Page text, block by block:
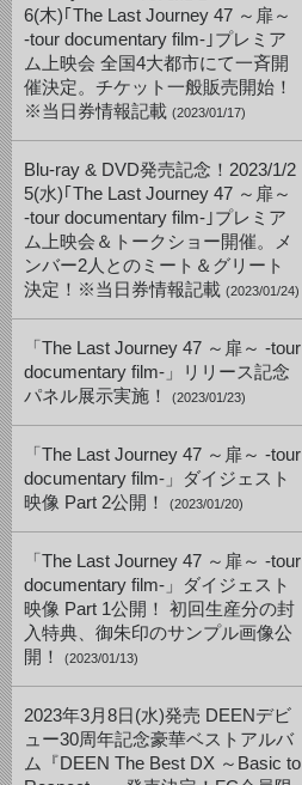
6(木)｢The Last Journey 47 ～扉～
-tour documentary film-｣プレミア
ム上映会 全国4大都市にて一斉開
催決定。チケット一般販売開始！
※当日券情報記載 (2023/01/17)
Blu-ray & DVD発売記念！2023/1/2
5(水)｢The Last Journey 47 ～扉～
-tour documentary film-｣プレミア
ム上映会＆トークショー開催。メ
ンバー2人とのミート＆グリート
決定！※当日券情報記載 (2023/01/24)
「The Last Journey 47 ～扉～ -tour
documentary film-」リリース記念
パネル展示実施！
(2023/01/23)
「The Last Journey 47 ～扉～ -tour
documentary film-」ダイジェスト
映像 Part 2公開！
(2023/01/20)
「The Last Journey 47 ～扉～ -tour
documentary film-」ダイジェスト
映像 Part 1公開！ 初回生産分の封
入特典、御朱印のサンプル画像公
開！
(2023/01/13)
2023年3月8日(水)発売 DEENデビ
ュー30周年記念豪華ベストアルバ
ム『DEEN The Best DX ～Basic to